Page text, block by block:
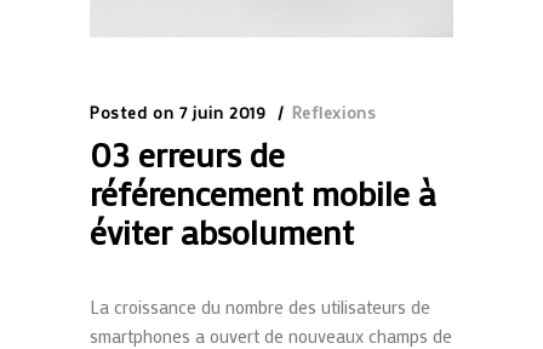
Posted on 7 juin 2019 Reflexions
03 erreurs de
référencement mobile à
éviter absolument
La croissance du nombre des utilisateurs de
smartphones a ouvert de nouveaux champs de